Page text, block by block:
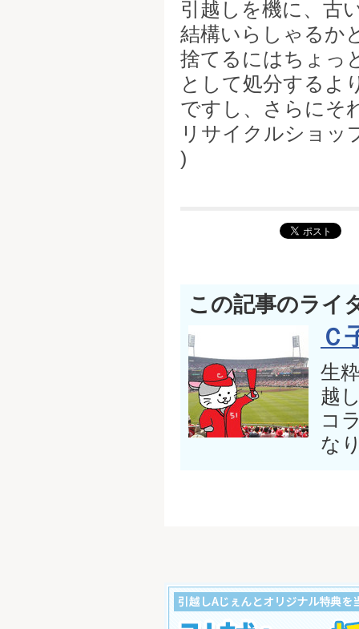
引越しを機に、古
結構いらしゃるか
捨てるにはちょっ
として処分するよ
ですし、さらにそ
リサイクルショッ
)ゞ
この記事のライ
Ｃ
生
越
コ
な